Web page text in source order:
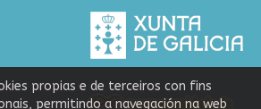
propias e de terceiros con fins
permitindo a navegación na web